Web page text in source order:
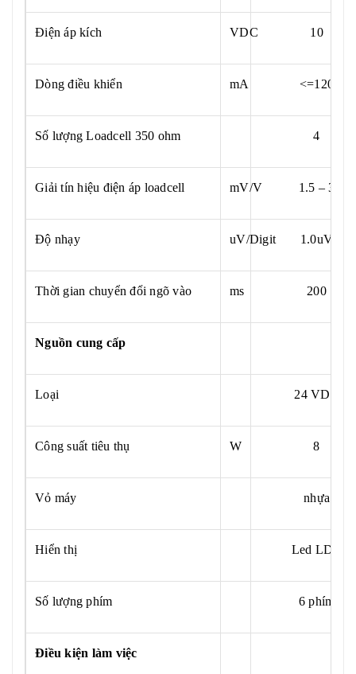
Điện áp kích VDC 10
Dòng điều khiển mA <=120
Số lượng Loadcell 350 ohm 4
Giải tín hiệu điện áp loadcell mV/V 1.5 – 3
Độ nhạy uV/Digit 1.0uV
Thời gian chuyển đổi ngõ vào ms 200
Nguồn cung cấp
Loại 24 VDC
Công suất tiêu thụ W 8
Vỏ máy nhựa
Hiển thị Led LDC
Số lượng phím 6 phím
Điều kiện làm việc